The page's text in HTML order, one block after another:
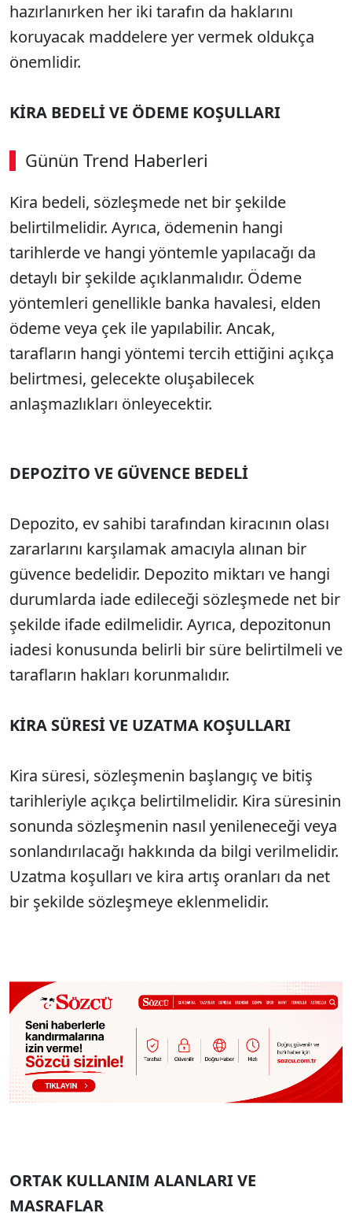
hazırlanırken her iki tarafın da haklarını
koruyacak maddelere yer vermek oldukça
önemlidir.
KİRA BEDELİ VE ÖDEME KOŞULLARI
Günün Trend Haberleri
00:02 / 08:15
Kira bedeli, sözleşmede net bir şekilde
belirtilmelidir. Ayrıca, ödemenin hangi
tarihlerde ve hangi yöntemle yapılacağı da
detaylı bir şekilde açıklanmalıdır. Ödeme
yöntemleri genellikle banka havalesi, elden
ödeme veya çek ile yapılabilir. Ancak,
tarafların hangi yöntemi tercih ettiğini açıkça
belirtmesi, gelecekte oluşabilecek
anlaşmazlıkları önleyecektir.
DEPOZİTO VE GÜVENCE BEDELİ
Depozito, ev sahibi tarafından kiracının olası
zararlarını karşılamak amacıyla alınan bir
güvence bedelidir. Depozito miktarı ve hangi
durumlarda iade edileceği sözleşmede net bir
şekilde ifade edilmelidir. Ayrıca, depozitonun
iadesi konusunda belirli bir süre belirtilmeli ve
tarafların hakları korunmalıdır.
KİRA SÜRESİ VE UZATMA KOŞULLARI
Kira süresi, sözleşmenin başlangıç ve bitiş
tarihleriyle açıkça belirtilmelidir. Kira süresinin
sonunda sözleşmenin nasıl yenileneceği veya
sonlandırılacağı hakkında da bilgi verilmelidir.
Uzatma koşulları ve kira artış oranları da net
bir şekilde sözleşmeye eklenmelidir.
ORTAK KULLANIM ALANLARI VE
MASRAFLAR